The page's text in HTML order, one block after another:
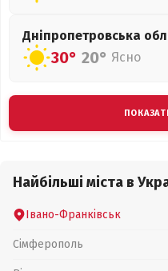
Дніпропетровська
30° 20° Ясно
Найбільші міста в
Івано-Франківськ
Сімферополь